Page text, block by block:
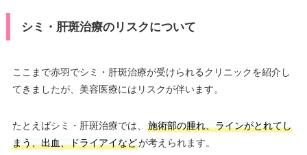
シミ・肝斑治療のリスクについて
ここまで赤羽でシミ・肝斑治療が受けられるクリニックを紹介し
てきましたが、美容医療にはリスクが伴います。
たとえばシミ・肝斑治療では、
施術部の腫れ、ラインがとれてし
まう、出血、ドライアイなどが考えられます。